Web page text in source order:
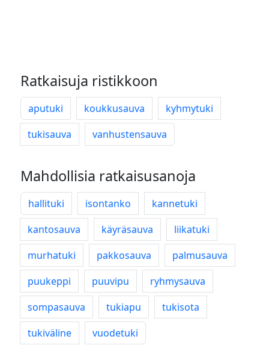
Ratkaisuja ristikkoon
aputuki koukkusauva
kyhmytuki
tukisauva
vanhustensauva
Mahdollisia ratkaisusanoja
hallituki isontanko
kannetuki
kantosauva
käyräsauva
liikatuki
murhatuki
pakkosauva
palmusauva
puukeppi
puuvipu
ryhmysauva
sompasauva
tukiapu
tukisota
tukiväline
vuodetuki